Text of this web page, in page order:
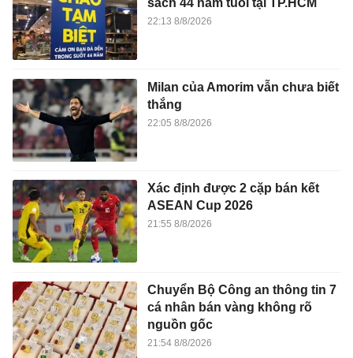
sách 44 năm tuổi tại TP.HCM
22:13 8/8/2026
Milan của Amorim vẫn chưa biết
thắng
22:05 8/8/2026
Xác định được 2 cặp bán kết
ASEAN Cup 2026
21:55 8/8/2026
Chuyển Bộ Công an thông tin 7
cá nhân bán vàng không rõ
nguồn gốc
21:54 8/8/2026